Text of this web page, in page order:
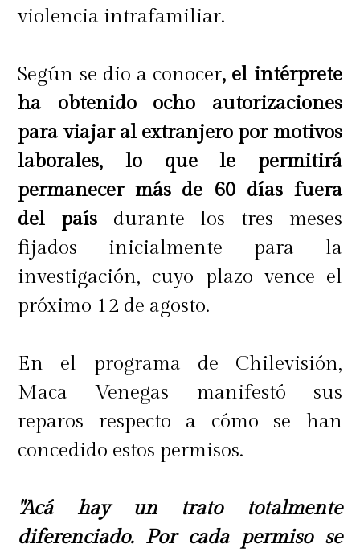
violencia intrafamiliar.
Según se dio a conocer, el intérprete
ha obtenido ocho autorizaciones
para viajar al extranjero por motivos
laborales, lo que le permitirá
permanecer más de 60 días fuera
del país durante los tres meses
fijados inicialmente para la
investigación, cuyo plazo vence el
próximo 12 de agosto.
En el programa de Chilevisión,
Maca Venegas manifestó sus
reparos respecto a cómo se han
concedido estos permisos.
"Acá hay un trato totalmente
diferenciado. Por cada permiso se